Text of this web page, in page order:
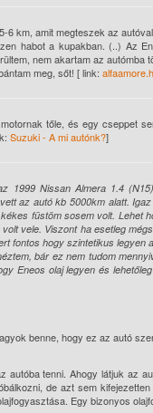
km, amit megteszek az
habot a kupakban. (..) Az
nem akartam az autómba
meg, sőt! [ link:
tőle, és egy cseppet
Suzuki - A mi autónk?]
1999 Nissan Almera 1.4
az autó kb 5000km alatt.
füstöm sosem volt. Lehet
vele. Viszont ha esetleg
fontos hogy szintetikus
bár ez nem tudom
Eneos olaj legyen és
benne, hogy ez az autó
tenni. Ahogy látjuk az
de azt sem
Egy bizonyos